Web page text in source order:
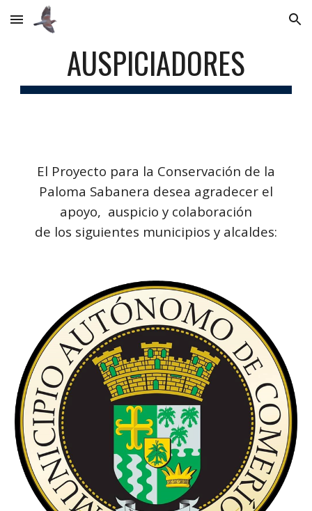
Skip to main content Skip to navigation
AUSPICIADORES
El Proyecto para la Conservación de la
Paloma Sabanera desea agradecer el
apoyo, auspicio y colaboración
de los siguientes municipios y alcaldes: